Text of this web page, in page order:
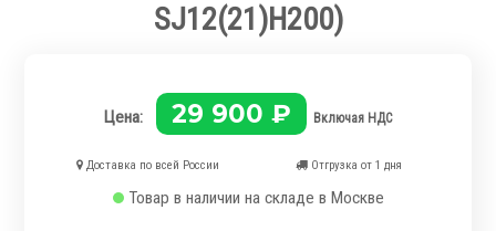
SJ12(21)H200)
Цена: 29 900 ₽ Включая НДС
Доставка по всей России Отгрузка от 1 дня
Товар в наличии на складе в Москве